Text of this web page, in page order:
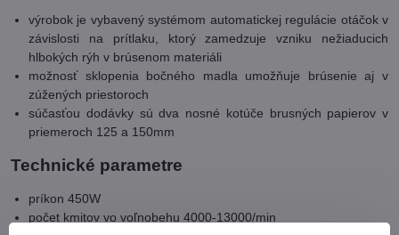
výrobok je vybavený systémom automatickej regulácie otáčok v
závislosti na prítlaku, ktorý zamedzuje vzniku nežiaducich
hlbokých rýh v brúsenom materiáli
možnosť sklopenia bočného madla umožňuje brúsenie aj v
zúžených priestoroch
súčasťou dodávky sú dva nosné kotúče brusných papierov v
priemeroch 125 a 150mm
Technické parametre
príkon 450W
počet kmitov vo voľnobehu 4000-13000/min